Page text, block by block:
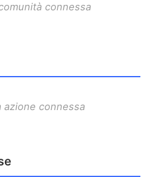
connessa
azione connessa